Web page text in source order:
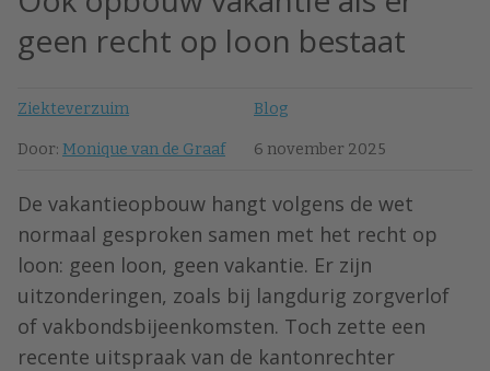
geen recht op loon bestaat
Ziekteverzuim Blog
Door: Monique van de Graaf 6 november 2025
De vakantieopbouw hangt volgens de wet
normaal gesproken samen met het recht op
loon: geen loon, geen vakantie. Er zijn
uitzonderingen, zoals bij langdurig zorgverlof
of vakbondsbijeenkomsten. Toch zette een
recente uitspraak van de kantonrechter